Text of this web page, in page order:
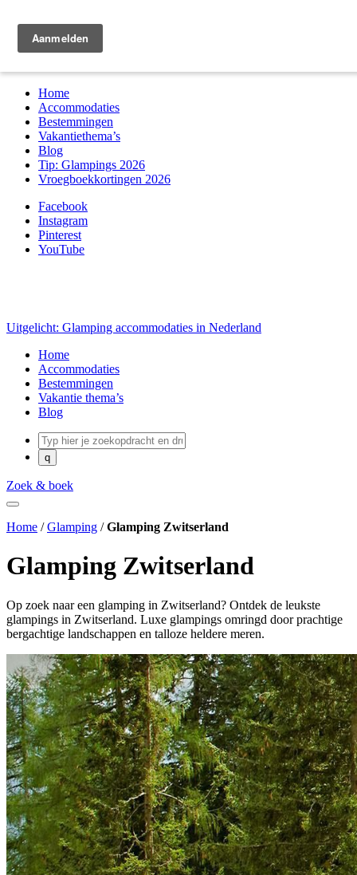
Home
Accommodaties
Bestemmingen
Vakantiethema’s
Blog
Tip: Glampings 2026
Vroegboekkortingen 2026
Facebook
Instagram
Pinterest
YouTube
Uitgelicht: Glamping accommodaties in Nederland
Home
Accommodaties
Bestemmingen
Vakantie thema’s
Blog
Zoek & boek
Home /Glamping /Glamping Zwitserland
Glamping Zwitserland
Op zoek naar een glamping in Zwitserland? Ontdek de leukste
glampings in Zwitserland. Luxe glampings omringd door prachtige
bergachtige landschappen en talloze heldere meren.